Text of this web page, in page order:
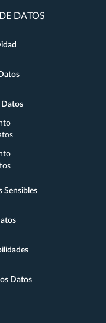
DATOS
Datos
Sensibles
Datos